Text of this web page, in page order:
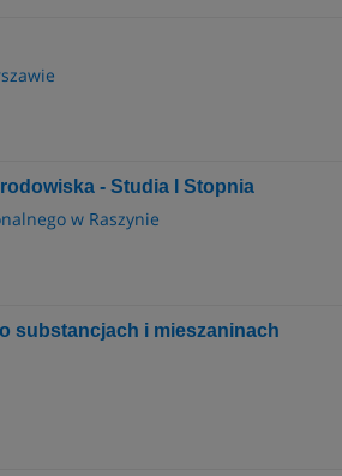
- Studia I Stopnia
w Raszynie
substancjach i mieszaninach